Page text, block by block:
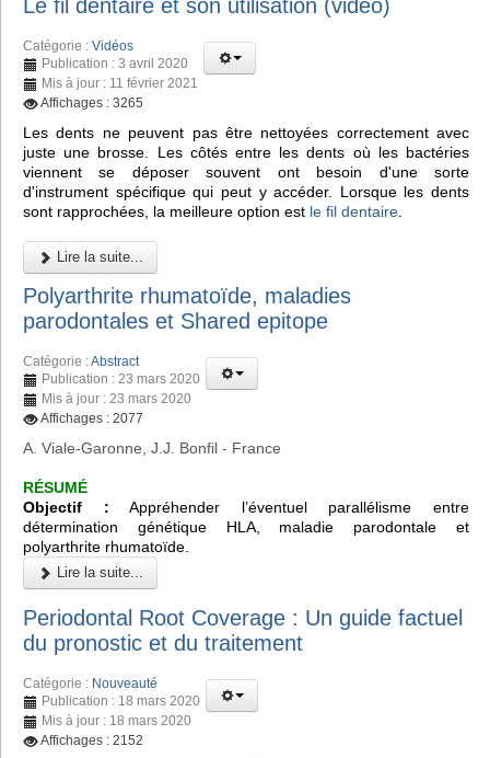
Le fil dentaire et son utilisation (vidéo)
Catégorie : Vidéos
Publication : 3 avril 2020
Mis à jour : 11 février 2021
Affichages : 3265
Les dents ne peuvent pas être nettoyées correctement avec
juste une brosse. Les côtés entre les dents où les bactéries
viennent se déposer souvent ont besoin d'une sorte
d'instrument spécifique qui peut y accéder. Lorsque les dents
sont rapprochées, la meilleure option est le fil dentaire
Lire la suite...
Polyarthrite rhumatoïde, maladies
parodontales et Shared epitope
Catégorie :Abstract
Publication : 23 mars 2020
Mis à jour : 23 mars 2020
Affichages : 2077
A. Viale-Garonne, J.J. Bonfil - France
RÉSUMÉ
Objectif : Appréhender l’éventuel parallélisme entre
détermination génétique HLA, maladie parodontale et
polyarthrite rhumatoïde.
Lire la suite...
Periodontal Root Coverage : Un guide factuel
du pronostic et du traitement
Catégorie : Nouveauté
Publication : 18 mars 2020
Mis à jour : 18 mars 2020
Affichages : 2152